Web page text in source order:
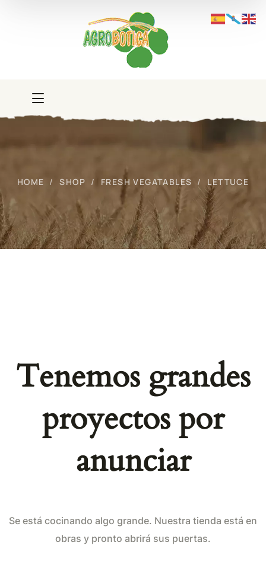
HOME SHOP FRESH VEGATABLES LETTUCE
Tenemos grandes
proyectos por
anunciar
Se está cocinando algo grande. Nuestra tienda está en
obras y pronto abrirá sus puertas.